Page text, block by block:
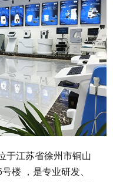
于江苏省徐州市铜山
楼 ，是专业研发、